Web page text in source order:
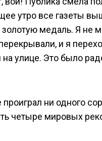
утро все газеты
медаль. Я не
и я
улице. Это было
ни одного
четыре мировых